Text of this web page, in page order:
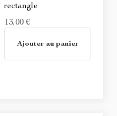
rectangle
13,00 €
Ajouter au panier